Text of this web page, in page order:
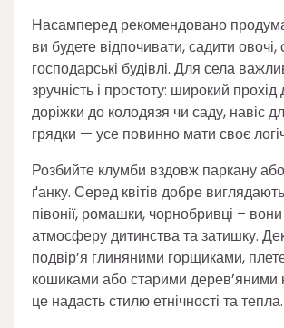
Насамперед рекомендовано
ви будете відпочивати, садити овочі,
господарські будівлі. Для села
зручність і простоту: широкий прохід
доріжки до колодязя чи саду, навіс
грядки — усе повинно мати своє
Розбийте клумби вздовж паркану
ґанку. Серед квітів добре
півонії, ромашки, чорнобривці –
атмосферу дитинства та затишку.
подвір’я глиняними горщиками,
кошиками або старими дерев’яними
це надасть стилю етнічності та тепла.